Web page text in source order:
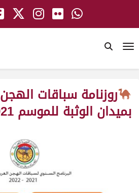
روزنامة سباقات الهجن
بميدان الوثبة للموسم 2021 – 2022